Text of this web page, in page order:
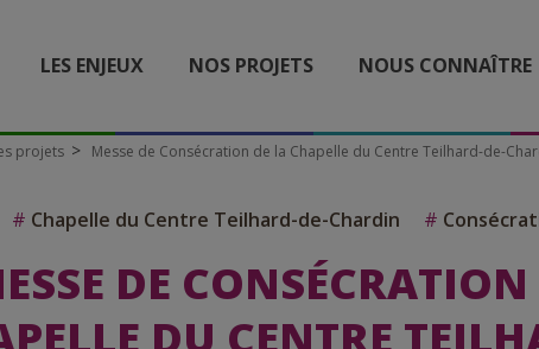
LES ENJEUX NOS PROJETS NOUS CONNAÎTRE
projets Messe de Consécration de la Chapelle du Centre Teilhard-de-
# Chapelle du Centre Teilhard-de-Chardin #
DE